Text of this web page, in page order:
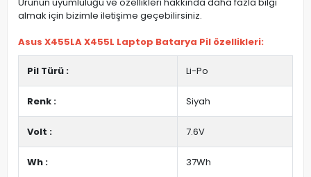
almak için bizimle iletişime geçebilirsiniz.
Asus X455LA X455L Laptop Batarya Pil özellikleri:
Pil Türü : Li-Po
Renk : Siyah
Volt : 7.6V
Wh : 37Wh